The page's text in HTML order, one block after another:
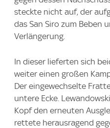
steckte nicht auf, der
das San Siro zum Beben
Verlängerung.
In dieser lieferten sich
weiter einen großen
Der eingewechselte
untere Ecke.
Kopf den erneuten
rettete herausragend